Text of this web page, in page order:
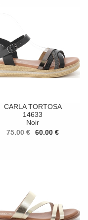
CARLA TORTOSA
14633
Noir
75.00 €
60.00 €